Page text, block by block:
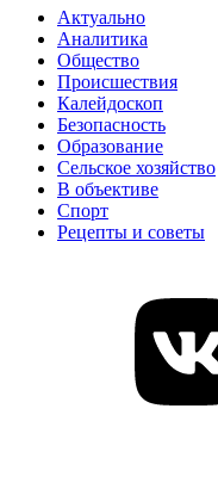
Актуально
Аналитика
Общество
Происшествия
Калейдоскоп
Безопасность
Образование
Сельское хозяйство
В объективе
Спорт
Рецепты и советы